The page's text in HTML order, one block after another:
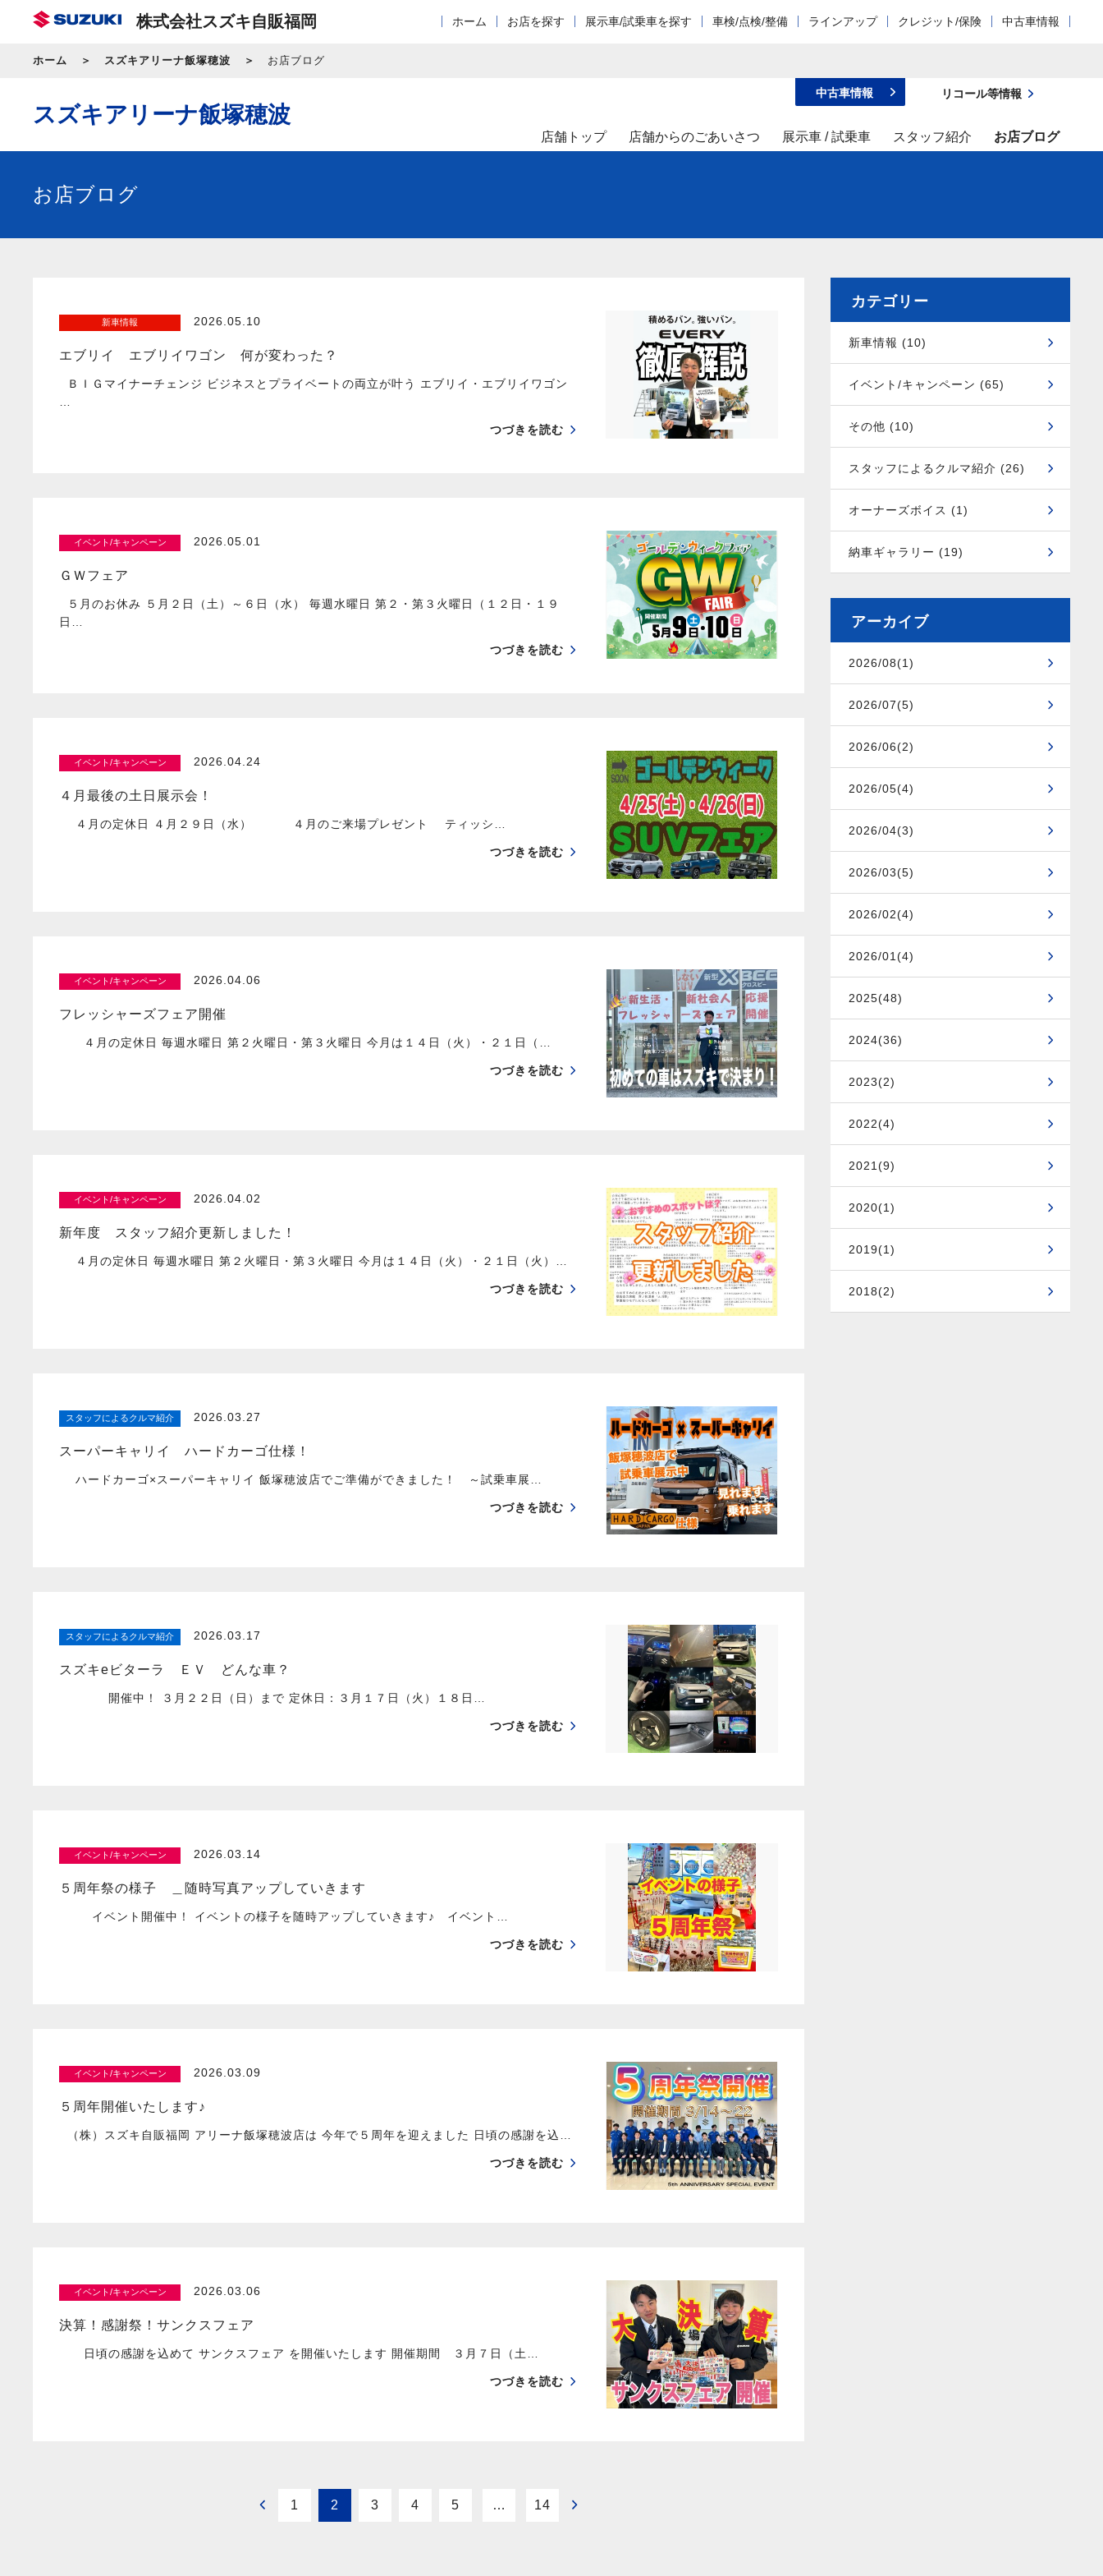
株式会社スズキ自販福岡 ホーム お店を探す 展示車/試乗車を探す 車検/点検/整備 ラインアップ クレジット/保険 中古車情報
ホーム スズキアリーナ飯塚穂波 お店ブログ
スズキアリーナ飯塚穂波
店舗トップ 店舗からのごあいさつ 展示車 / 試乗車 スタッフ紹介 お店ブログ
中古車情報 リコール等情報
お店ブログ
新車情報 2026.05.10
エブリイ エブリイワゴン 何が変わった？
ＢＩＧマイナーチェンジ ビジネスとプライベートの両立が叶う エブリイ・エブリイワゴン
つづきを読む
イベント/キャンペーン 2026.05.01
ＧＷフェア
５月のお休み ５月２日（土）～６日（水） 毎週水曜日 第２・第３火曜日（１２日・１９
日…
つづきを読む
イベント/キャンペーン 2026.04.24
４月最後の土日展示会！
４月の定休日 ４月２９日（水） ４月のご来場プレゼント ティッシ…
つづきを読む
イベント/キャンペーン 2026.04.06
フレッシャーズフェア開催
４月の定休日 毎週水曜日 第２火曜日・第３火曜日 今月は１４日（火）・２１日（…
つづきを読む
イベント/キャンペーン 2026.04.02
新年度 スタッフ紹介更新しました！
４月の定休日 毎週水曜日 第２火曜日・第３火曜日 今月は１４日（火）・２１日（火）…
つづきを読む
スタッフによるクルマ紹介 2026.03.27
スーパーキャリイ ハードカーゴ仕様！
ハードカーゴ×スーパーキャリイ 飯塚穂波店でご準備ができました！ ～試乗車展…
つづきを読む
スタッフによるクルマ紹介 2026.03.17
スズキeビターラ ＥＶ どんな車？
開催中！ ３月２２日（日）まで 定休日：３月１７日（火）１８日…
つづきを読む
イベント/キャンペーン 2026.03.14
５周年祭の様子 ＿随時写真アップしていきます
イベント開催中！ イベントの様子を随時アップしていきます♪ イベント…
つづきを読む
イベント/キャンペーン 2026.03.09
５周年開催いたします♪
（株）スズキ自販福岡 アリーナ飯塚穂波店は 今年で５周年を迎えました 日頃の感謝を込…
つづきを読む
イベント/キャンペーン 2026.03.06
決算！感謝祭！サンクスフェア
日頃の感謝を込めて サンクスフェア を開催いたします 開催期間 ３月７日（土…
つづきを読む
1 2 3 4 5 … 14
カテゴリー
新車情報 (10)
イベント/キャンペーン (65)
その他 (10)
スタッフによるクルマ紹介 (26)
オーナーズボイス (1)
納車ギャラリー (19)
アーカイブ
2026/08(1)
2026/07(5)
2026/06(2)
2026/05(4)
2026/04(3)
2026/03(5)
2026/02(4)
2026/01(4)
2025(48)
2024(36)
2023(2)
2022(4)
2021(9)
2020(1)
2019(1)
2018(2)